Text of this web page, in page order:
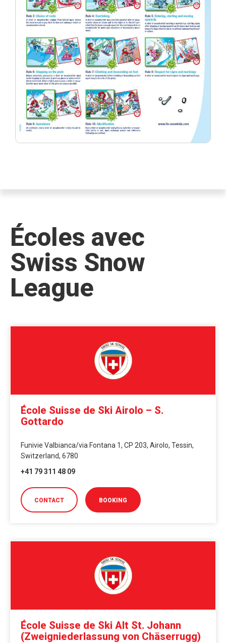
Écoles avec
Swiss Snow
League
École Suisse de Ski Airolo – S.
Gottardo
Funivie Valbianca/via Fontana 1, CP 203, Airolo, Tessin,
Switzerland, 6780
+41 79 311 48 09
CONTACT BOOKING
École Suisse de Ski Alt St. Johann
(Zweigniederlassung von Chäserrugg)